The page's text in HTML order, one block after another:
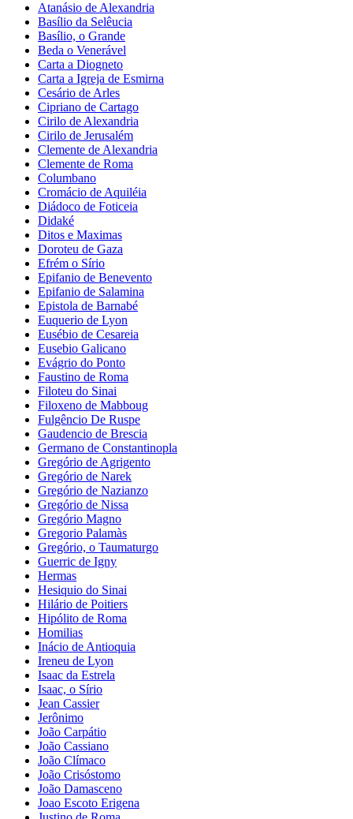
Atanásio de Alexandria
Basílio da Selêucia
Basílio, o Grande
Beda o Venerável
Carta a Diogneto
Carta a Igreja de Esmirna
Cesário de Arles
Cipriano de Cartago
Cirilo de Alexandria
Cirilo de Jerusalém
Clemente de Alexandria
Clemente de Roma
Columbano
Cromácio de Aquiléia
Diádoco de Foticeia
Didaké
Ditos e Maximas
Doroteu de Gaza
Efrém o Sírio
Epifanio de Benevento
Epifanio de Salamina
Epistola de Barnabé
Euquerio de Lyon
Eusébio de Cesareia
Eusebio Galicano
Evágrio do Ponto
Faustino de Roma
Filoteu do Sinai
Filoxeno de Mabboug
Fulgêncio De Ruspe
Gaudencio de Brescia
Germano de Constantinopla
Gregório de Agrigento
Gregório de Narek
Gregório de Nazianzo
Gregório de Nissa
Gregório Magno
Gregorio Palamàs
Gregório, o Taumaturgo
Guerric de Igny
Hermas
Hesiquio do Sinai
Hilário de Poitiers
Hipólito de Roma
Homilias
Inácio de Antioquia
Ireneu de Lyon
Isaac da Estrela
Isaac, o Sírio
Jean Cassier
Jerônimo
João Carpátio
João Cassiano
João Clímaco
João Crisóstomo
João Damasceno
Joao Escoto Erigena